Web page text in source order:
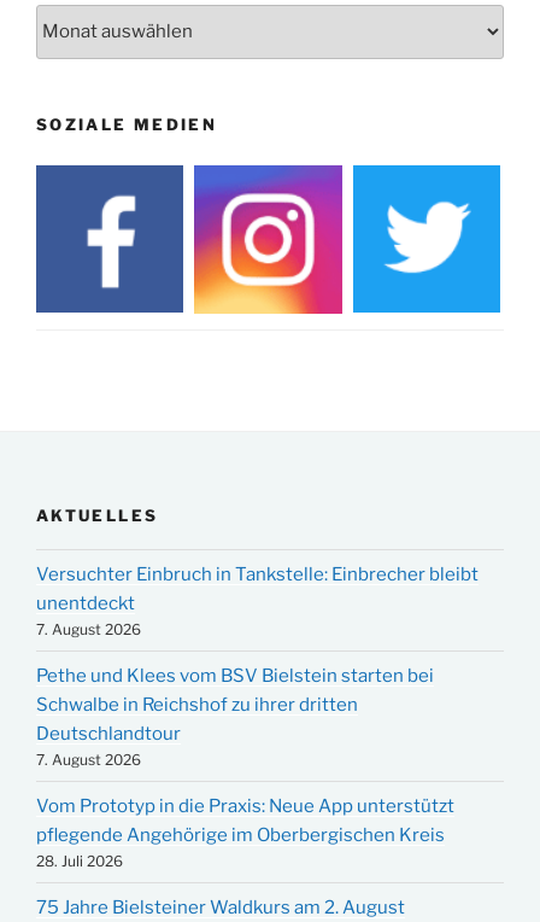
SOZIALE MEDIEN
AKTUELLES
Versuchter Einbruch in Tankstelle: Einbrecher bleibt
unentdeckt
7. August 2026
Pethe und Klees vom BSV Bielstein starten bei
Schwalbe in Reichshof zu ihrer dritten
Deutschlandtour
7. August 2026
Vom Prototyp in die Praxis: Neue App unterstützt
pflegende Angehörige im Oberbergischen Kreis
28. Juli 2026
75 Jahre Bielsteiner Waldkurs am 2. August